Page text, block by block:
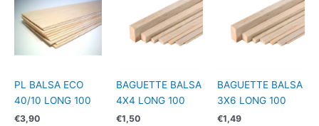
PL BALSA ECO
40/10 LONG 100
€3,90
BAGUETTE BALSA
4X4 LONG 100
€1,50
BAGUETTE BALSA
3X6 LONG 100
€1,49